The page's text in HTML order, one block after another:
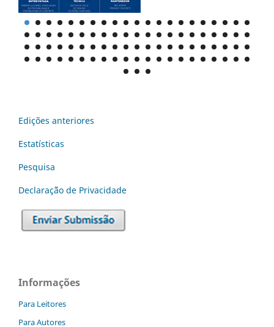
Edições anteriores
Estatísticas
Pesquisa
Declaraç˜ão de Privacidade
Informações
Para Leitores
Para Autores